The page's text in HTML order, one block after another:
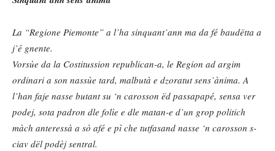
La “Regione Piemonte” a l’ha sinquant’ann ma da fé baudëtta a
j’é gnente.
Vorsùe da la Costitussion republican-a, le Region ad argim
ordinari a son nassùe tard, malbutà e dzoratut sens’ànima. A
l’han faje nasse butant su ‘n carosson ëd passapapé, sensa ver
podej, sota padron dle folìe e dle matan-e d’un grop politich
màch anteressà a sò afé e pì che tutfasand nasse ‘n carosson s-
ciav dël podèj sentral.